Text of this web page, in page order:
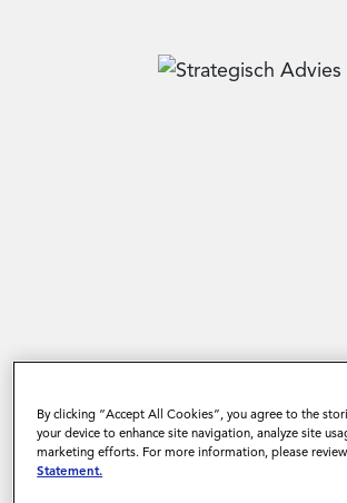
Onze waardevolle adviezen en
inzichten helpen jouw bedrijf om
van extern personeel slimmer te
By clicking “Accept All Cookies”, you agree to the
your device to enhance site navigation, analyze site
marketing efforts. For more information, please
Statement.